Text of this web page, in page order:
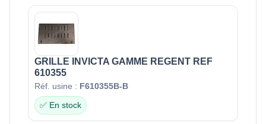
GRILLE INVICTA GAMME REGENT REF
610355
Réf. usine : F610355B-B
✅ En stock